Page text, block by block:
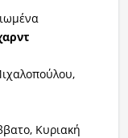
Κυριακή